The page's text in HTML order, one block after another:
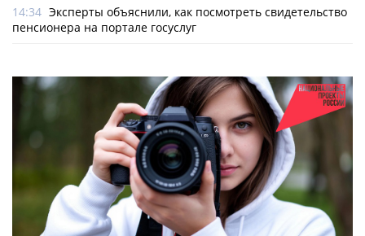
14:34 Эксперты объяснили, как посмотреть свидетельство
пенсионера на портале госуслуг